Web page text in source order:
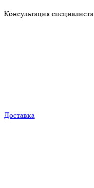
Консультация специалиста
Доставка